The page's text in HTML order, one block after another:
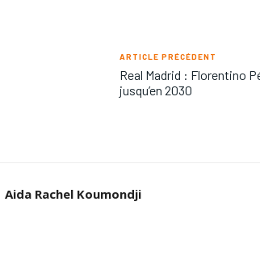
ARTICLE PRÉCÉDENT
Real Madrid : Florentino
jusqu’en 2030
Aida Rachel Koumondji